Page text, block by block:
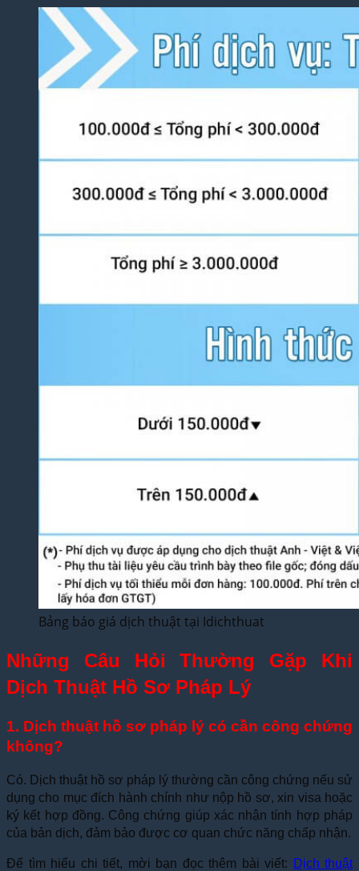
Bảng báo giá dịch thuật tại Idichthuat
Những Câu Hỏi Thường Gặp Khi
Dịch Thuật Hồ Sơ Pháp Lý
1. Dịch thuật hồ sơ pháp lý có cần công chứng
không?
Có. Dịch thuật hồ sơ pháp lý thường cần công chứng nếu sử
dụng cho mục đích hành chính như nộp hồ sơ, xin visa hoặc
ký kết hợp đồng. Công chứng giúp xác nhận tính hợp pháp
của bản dịch, đảm bảo được cơ quan chức năng chấp nhận.
Để tìm hiểu chi tiết, mời bạn đọc thêm bài viết: Dịch thuật